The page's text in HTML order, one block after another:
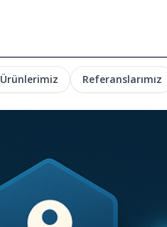
Ürünlerimiz Referanslarımız